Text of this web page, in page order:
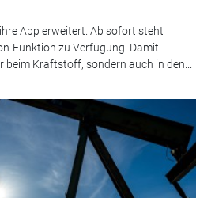
App erweitert. Ab sofort steht
Funktion zu Verfügung. Damit
Kraftstoff, sondern auch in den...